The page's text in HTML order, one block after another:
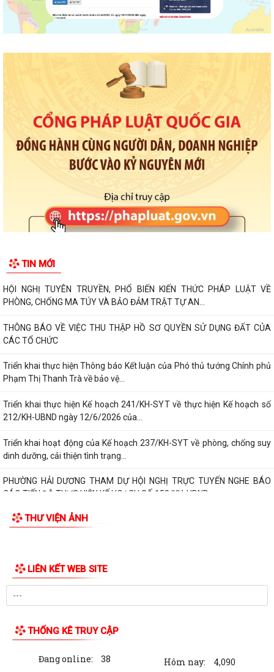
TIN MỚI
HỘI NGHỊ TUYÊN TRUYỀN, PHỔ BIẾN KIẾN THỨC PHÁP LUẬT VỀ
PHÒNG, CHỐNG MA TÚY VÀ BẢO ĐẢM TRẬT TỰ AN...
THÔNG BÁO VỀ VIỆC THU THẬP HỒ SƠ QUYỀN SỬ DỤNG ĐẤT CỦA
CÁC TỔ CHỨC
Triển khai thực hiện Thông báo Kết luận của Phó thủ tướng Chính phủ
Phạm Thị Thanh Trà về bảo vệ...
Triển khai thực hiện Kế hoạch 241/KH-SYT về thực hiện Kế hoạch số
212/KH-UBND ngày 12/6/2026 của...
Triển khai hoạt động của Kế hoạch 237/KH-SYT về phòng, chống suy
dinh dưỡng, cải thiện tình trạng...
PHƯỜNG HẢI DƯƠNG THAM DỰ HỘI NGHỊ TRỰC TUYẾN NGHE BÁO
CÁO TIẾN ĐỘ THỰC HIỆN KẾ HOẠCH SỐ 150/KH-UBND
THƯ VIỆN ẢNH